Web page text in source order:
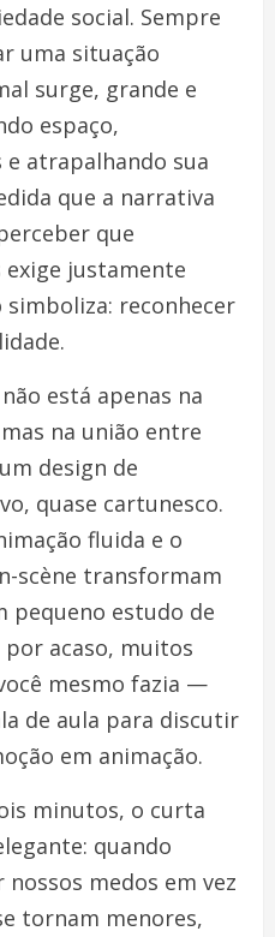
social. Sempre
uma situação
surge, grande e
espaço,
atrapalhando sua
que a narrativa
que
justamente
reconhecer
está apenas na
na união entre
design de
quase cartunesco.
fluida e o
scène transformam
pequeno estudo de
por acaso, muitos
mesmo fazia —
de aula para discutir
em animação.
minutos, o curta
quando
medos em vez
tornam menores,